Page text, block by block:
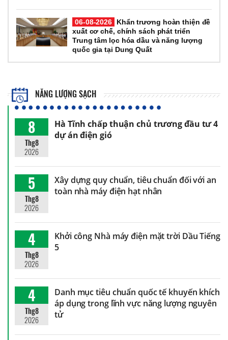
06-08-2026
Khẩn trương hoàn thiện đề
xuất cơ chế, chính sách phát triển
Trung tâm lọc hóa dầu và năng lượng
quốc gia tại Dung Quất
NĂNG LƯỢNG SẠCH
8
Thg8
2026
Hà Tĩnh chấp thuận chủ trương đầu tư 4
dự án điện gió
5
Thg8
2026
Xây dựng quy chuẩn, tiêu chuẩn đối với an
toàn nhà máy điện hạt nhân
4
Thg8
2026
Khởi công Nhà máy điện mặt trời Dầu Tiếng
5
4
Thg8
2026
Danh mục tiêu chuẩn quốc tế khuyến khích
áp dụng trong lĩnh vực năng lượng nguyên
tử